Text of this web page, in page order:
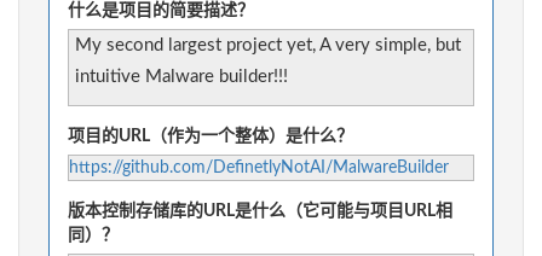
什么是项目的简要描述？
My second largest project yet, A very simple, but
intuitive Malware builder!!!
项目的URL（作为一个整体）是什么？
https://github.com/DefinetlyNotAI/MalwareBuilder
版本控制存储库的URL是什么（它可能与项目URL相
同）？